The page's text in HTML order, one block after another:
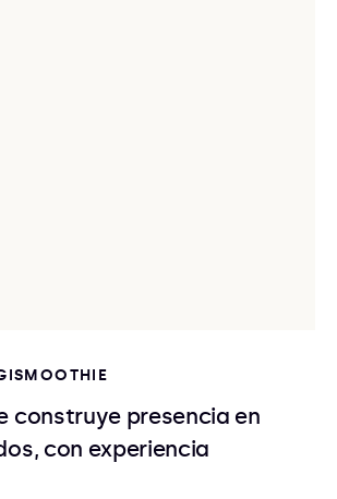
construye presencia en
con experiencia